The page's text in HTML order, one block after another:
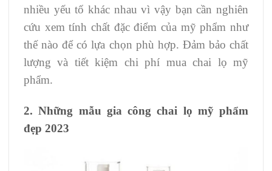
nhiều yếu tố khác nhau vì vậy bạn cần nghiên
cứu xem tính chất đặc điểm của mỹ phẩm như
thế nào để có lựa chọn phù hợp. Đảm bảo chất
lượng và tiết kiệm chi phí mua chai lọ mỹ
phẩm.
2. Những mẫu gia công chai lọ mỹ phẩm
đẹp 2023